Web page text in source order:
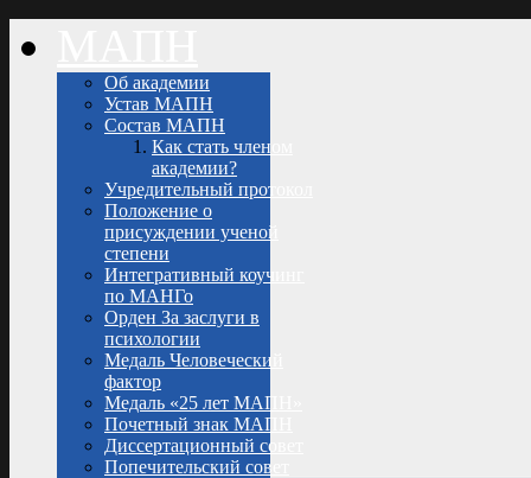
Об академии
Устав МАПН
Состав МАПН
Как стать членом
академии?
Учредительный протокол
Положение о
присуждении ученой
степени
Интегративный коучинг
по МАНГо
Орден За заслуги в
психологии
Медаль Человеческий
фактор
Медаль «25 лет МАПН»
Почетный знак МАПН
Диссертационный совет
Попечительский совет